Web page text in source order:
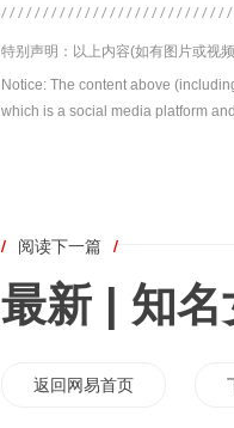
特别声明：以上内容(如有图片或视
Notice: The content above
which is a social media platform
/ 阅读下一篇 /
最新 | 知名
返回网易首页